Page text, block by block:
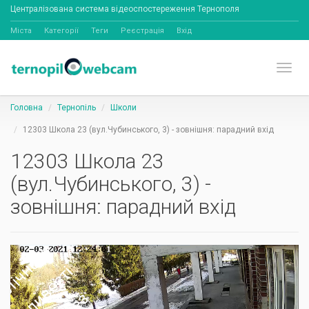
Централізована система відеоспостереження Тернополя
Міста Категорії Теги Реєстрація Вхід
Головна Тернопіль Школи
12303 Школа 23 (вул.Чубинського, 3) - зовнішня: парадний вхід
12303 Школа 23
(вул.Чубинського, 3) -
зовнішня: парадний вхід